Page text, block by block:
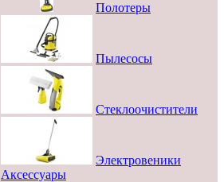
Полотеры
Пылесосы
Стеклоочистители
Электровеники
Аксессуары